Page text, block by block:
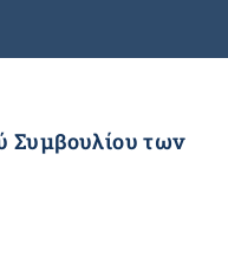
Συμβουλίου των